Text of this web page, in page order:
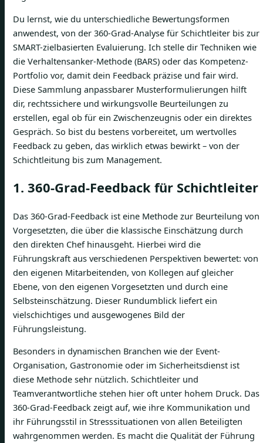
Du lernst, wie du unterschiedliche Bewertungsformen
anwendest, von der 360-Grad-Analyse für Schichtleiter bis zur
SMART-zielbasierten Evaluierung. Ich stelle dir Techniken wie
die Verhaltensanker-Methode (BARS) oder das Kompetenz-
Portfolio vor, damit dein Feedback präzise und fair wird.
Diese Sammlung anpassbarer Musterformulierungen hilft
dir, rechtssichere und wirkungsvolle Beurteilungen zu
erstellen, egal ob für ein Zwischenzeugnis oder ein direktes
Gespräch. So bist du bestens vorbereitet, um wertvolles
Feedback zu geben, das wirklich etwas bewirkt – von der
Schichtleitung bis zum Management.
1. 360-Grad-Feedback für Schichtleiter
Das 360-Grad-Feedback ist eine Methode zur Beurteilung von
Vorgesetzten, die über die klassische Einschätzung durch
den direkten Chef hinausgeht. Hierbei wird die
Führungskraft aus verschiedenen Perspektiven bewertet: von
den eigenen Mitarbeitenden, von Kollegen auf gleicher
Ebene, von den eigenen Vorgesetzten und durch eine
Selbsteinschätzung. Dieser Rundumblick liefert ein
vielschichtiges und ausgewogenes Bild der
Führungsleistung.
Besonders in dynamischen Branchen wie der Event-
Organisation, Gastronomie oder im Sicherheitsdienst ist
diese Methode sehr nützlich. Schichtleiter und
Teamverantwortliche stehen hier oft unter hohem Druck. Das
360-Grad-Feedback zeigt auf, wie ihre Kommunikation und
ihr Führungsstil in Stresssituationen von allen Beteiligten
wahrgenommen werden. Es macht die Qualität der Führung